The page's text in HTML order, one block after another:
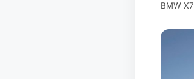
BMW X7